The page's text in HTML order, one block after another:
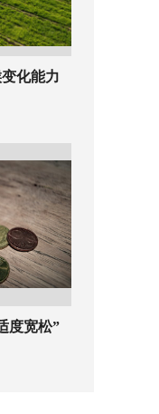
化能力
度宽松”